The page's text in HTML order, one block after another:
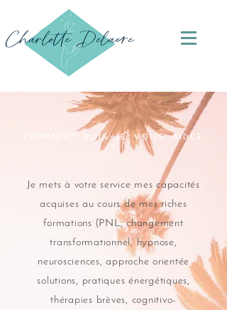
Charlotte Delaere
comment puis-je vous aider
?
Je mets à votre service mes capacités
acquises au cours de mes riches
formations (PNL, changement
transformationnel, hypnose,
neurosciences, approche orientée
solutions, pratiques énergétiques,
thérapies brèves, cognitivo-